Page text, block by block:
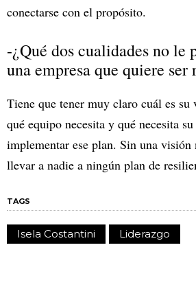
conectarse con el propósito.
-¿Qué dos cualidades no le
una empresa que quiere ser
Tiene que tener muy claro cuál es su
qué equipo necesita y qué necesita
implementar ese plan. Sin una visión
llevar a nadie a ningún plan de
TAGS
Isela Costantini Liderazgo